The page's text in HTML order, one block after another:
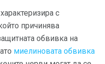
с
причинява
обвивка на
миелиновата обвивка